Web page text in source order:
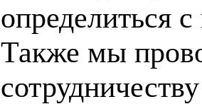
определиться
Также мы